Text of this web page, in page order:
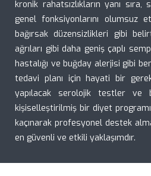
kronik rahatsızlıkların yanı
genel fonksiyonlarını olumsuz
bağırsak düzensizlikleri gibi
ağrıları gibi daha geniş çaplı
hastalığı ve buğday alerjisi gibi
tedavi planı için hayati bir
yapılacak serolojik testler ve
kişiselleştirilmiş bir diyet
kaçınarak profesyonel destek
en güvenli ve etkili yaklaşımdır.